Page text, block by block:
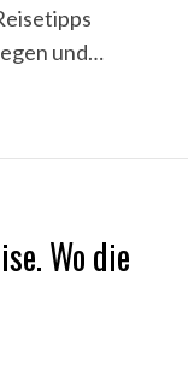
und…
Wo die